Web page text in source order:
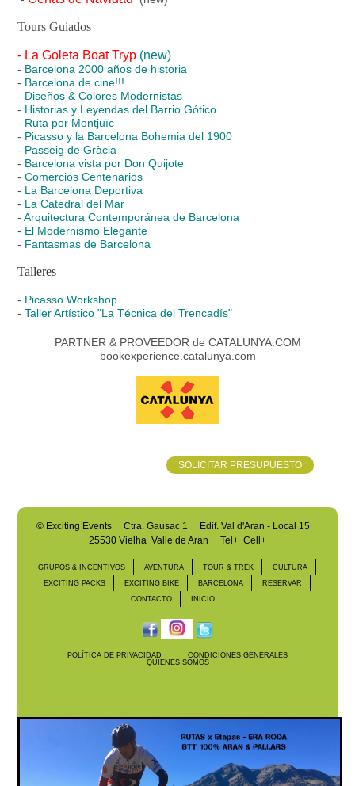
Tours Guiados
- La Goleta Boat Tryp (new)
- Barcelona 2000 años de historia
- Barcelona de cine!!!
- Diseños & Colores Modernistas
- Historias y Leyendas del Barrio Gótico
- Ruta por Montjuïc
- Picasso y la Barcelona Bohemia del 1900
- Passeig de Gràcia
- Barcelona vista por Don Quijote
-Comercios Centenarios
- La Barcelona Deportiva
- La Catedral del Mar
-Arquitectura Contemporánea de Barcelona
- El Modernismo Elegante
- Fantasmas de Barcelona
Talleres
- Picasso Workshop
-Taller Artístico "La Técnica del Trencadís"
PARTNER & PROVEEDOR de CATALUNYA.COM
bookexperience.catalunya.com
SOLICITAR PRESUPUESTO
©Exciting Events Ctra. Gausac 1 Edif. Val d'Aran - Local 15
25530 Vielha Valle de Aran
Tel+ Cell+
GRUPOS & INCENTIVOS AVENTURA TOUR & TREK
CULTURA
EXCITING PACKS
EXCITING BIKE BARCELONA
RESERVAR
CONTACTO
INICIO
POLÍTICA DE PRIVACIDAD
CONDICIONES GENERALES
QUIENES SOMOS